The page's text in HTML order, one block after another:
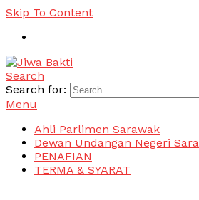
Skip To Content
Jiwa Bakti
Suara PBB Sarawak
Search
Search for:
Menu
Ahli Parlimen Sarawak
Dewan Undangan Negeri
PENAFIAN
TERMA & SYARAT